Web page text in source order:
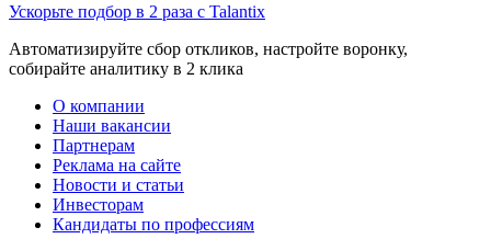
Ускорьте подбор в 2 раза с Talantix
Автоматизируйте сбор откликов, настройте воронку,
собирайте аналитику в 2 клика
О компании
Наши вакансии
Партнерам
Реклама на сайте
Новости и статьи
Инвесторам
Кандидаты по профессиям